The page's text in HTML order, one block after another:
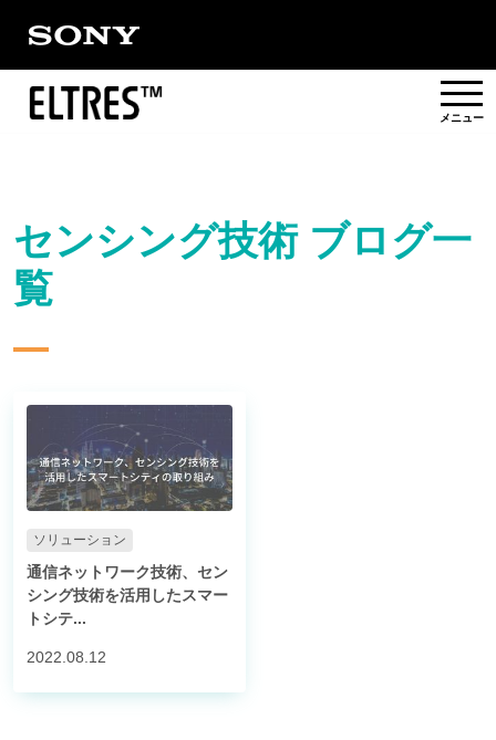
提供エリア
対応製品
センシング技術 ブログ一
覧
ソリューション
通信ネットワーク技術、セン
シング技術を活用したスマー
トシテ...
2022.08.12